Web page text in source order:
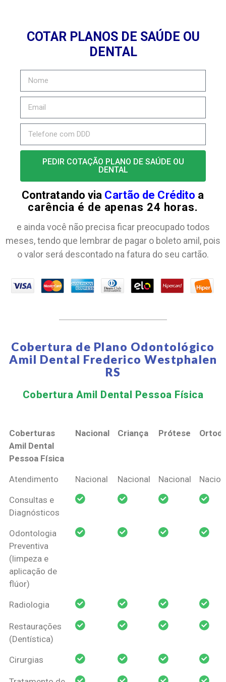
COTAR PLANOS DE SAÚDE OU
DENTAL
PEDIR COTAÇÃO PLANO DE SAÚDE OU
DENTAL
Contratando via Cartão de Crédito a
carência é de apenas 24 horas.
e ainda você não precisa ficar preocupado todos
meses, tendo que lembrar de pagar o boleto amil, pois
o valor será descontado na fatura do seu cartão.
Cobertura de Plano Odontológico
Amil Dental Frederico Westphalen
RS
Cobertura Amil Dental Pessoa Física​
Coberturas
Amil Dental
Pessoa Física
Nacional Criança Prótese
Coberturas
Pessoa Física
Nacional Criança Prótese
Atendimento Nacional Nacional Nacional
Consultas e
Diagnósticos
Odontologia
Preventiva
(limpeza e
aplicação de
flúor)
Radiologia
Restaurações
(Dentística)
Cirurgias